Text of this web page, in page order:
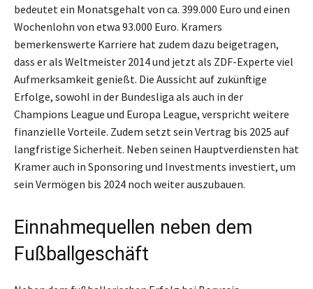
bedeutet ein Monatsgehalt von ca. 399.000 Euro und einen
Wochenlohn von etwa 93.000 Euro. Kramers
bemerkenswerte Karriere hat zudem dazu beigetragen,
dass er als Weltmeister 2014 und jetzt als ZDF-Experte viel
Aufmerksamkeit genießt. Die Aussicht auf zukünftige
Erfolge, sowohl in der Bundesliga als auch in der
Champions League und Europa League, verspricht weitere
finanzielle Vorteile. Zudem setzt sein Vertrag bis 2025 auf
langfristige Sicherheit. Neben seinen Hauptverdiensten hat
Kramer auch in Sponsoring und Investments investiert, um
sein Vermögen bis 2024 noch weiter auszubauen.
Einnahmequellen neben dem
Fußballgeschäft